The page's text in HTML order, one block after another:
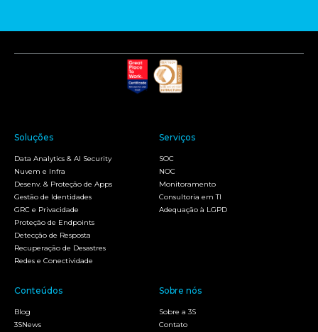
Soluções
Data Analytics & AI Security
Nuvem e Infra
Desenv. & Proteção de Apps
Gestão de Identidades
GRC e Privacidade
Proteção de Endpoints
Detecção de Resposta
Recuperação de Desastres
Redes e Conectividade
Serviços
SOC
NOC
Monitoramento
Consultoria em TI
Adequação à LGPD
Conteúdos
Blog
3SNews
Sobre nós
Sobre a 3S
Contato